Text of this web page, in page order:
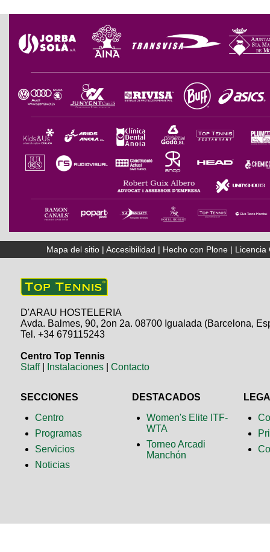
Mapa del sitio |Accesibilidad | Hecho con Plone | Licencia
D'ARAU HOSTELERIA
Avda. Balmes, 90, 2on 2a. 08700 Igualada (Barcelona,
Tel. +34 679115243
Centro Top Tennis
Staff| Instalaciones |Contacto
SECCIONES
Centro
Programas
Servicios
Noticias
DESTACADOS
Women's Elite ITF-
WTA
Torneo Arcadi
Manchón